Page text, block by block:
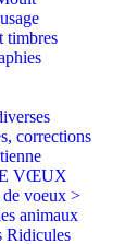
timbres
corrections
VŒUX
de voeux >
animaux
Ridicules